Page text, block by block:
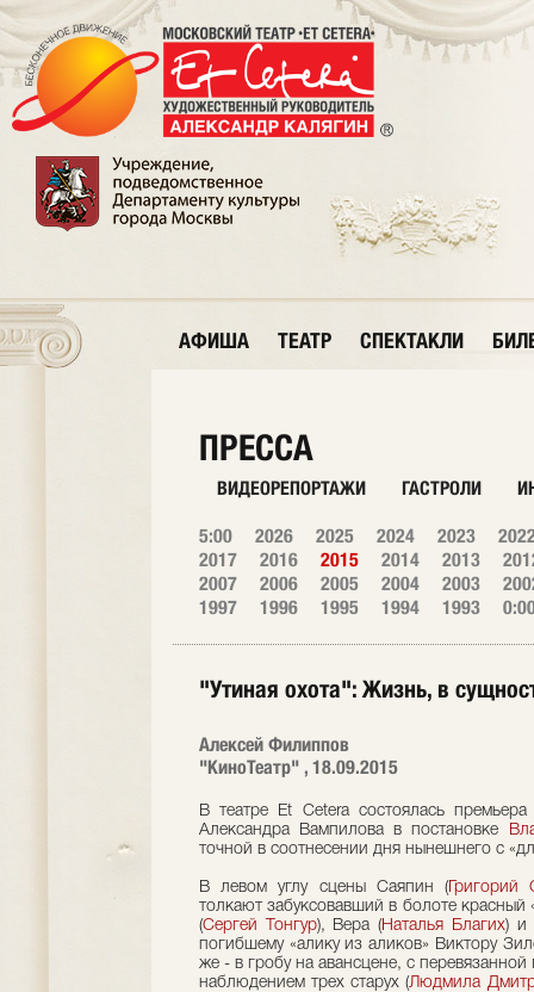
АФИША ТЕАТР СПЕКТАКЛИ
ПРЕССА
ВИДЕОРЕПОРТАЖИ ГАСТРОЛИ
5:00 2026 2025 2024 2023
2017
2016 2015 2014 2013
2007
2006 2005 2004 2003
1997
1996 1995 1994 1993
"Утиная охота": Жизнь, в
Алексей Филиппов
"КиноТеатр" , 18.09.2015
В театре Et Cetera состоялась
Александра Вампилова в постановке
точной в соотнесении дня нынешнего с
В левом углу сцены Саяпин ( Григорий
толкают забуксовавший в болоте
(Сергей Тонгур), Вера (Наталья Благих) и
погибшему «алику из аликов» Виктору
же - в гробу на авансцене, с
наблюдением трех старух (Людмила